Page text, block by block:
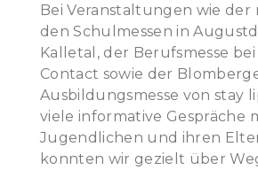
Bei Veranstaltungen wie der
den Schulmessen in
Kalletal, der Berufsmesse
Contact sowie der
Ausbildungsmesse von stay
viele informative Gespräche
Jugendlichen und ihren
konnten wir gezielt über